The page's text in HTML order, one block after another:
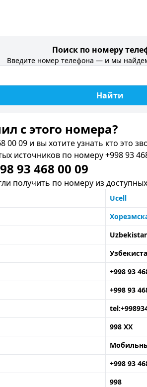
Поиск по номеру
Введите номер телефона — и мы
Найти
c этого номера?
09 и вы хотите узнать кто это
источников по номеру +998 93
93 468 00 09
получить по номеру из
Ucell
+998 93
+998 93
998 XX
+998 93
998